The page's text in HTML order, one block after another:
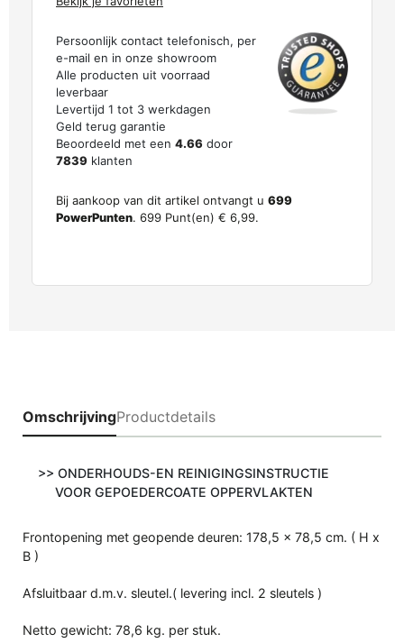
Persoonlijk contact telefonisch, per
e-mail en in onze showroom
Alle producten uit voorraad
leverbaar
Levertijd 1 tot 3 werkdagen
Geld terug garantie
Beoordeeld met een 4.66 door
7839 klanten
Bij aankoop van dit artikel ontvangt u 699
PowerPunten. 699 Punt(en) € 6,99.
OmschrijvingProductdetails
>> ONDERHOUDS-EN REINIGINGSINSTRUCTIE
VOOR GEPOEDERCOATE OPPERVLAKTEN
Frontopening met geopende deuren: 178,5 x 78,5 cm. ( H x
B )
Afsluitbaar d.m.v. sleutel.( levering incl. 2 sleutels )
Netto gewicht: 78,6 kg. per stuk.